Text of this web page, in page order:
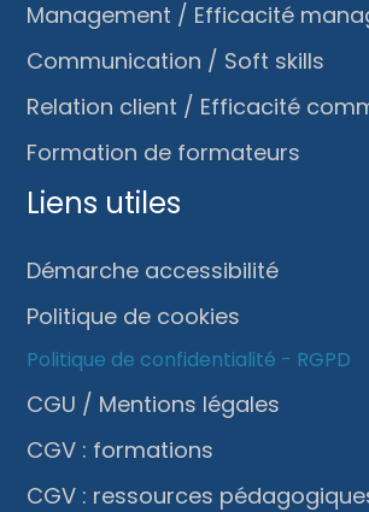
Management / Efficacité
Communication / Soft skills
Relation client / Efficacité
Formation de formateurs
Liens utiles
Démarche accessibilité
Politique de cookies
Politique de confidentialité - RGPD
CGU / Mentions légales
CGV : formations
CGV : ressources